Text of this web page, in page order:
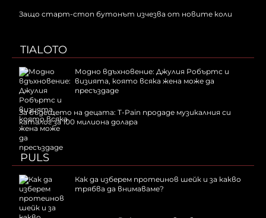
Защо старт-стоп бутонът изчезва от новите коли
TIALOTO
Модно вдъхновение: Джулия Робъртс и
визията, която всяка жена може да
пресъздаде
За бъдещето на децата: T-Pain продаде музикалния си
каталог за 100 милиона долара
PULS
Как да изберем протеинов шейк и за какво
трябва да внимаваме?